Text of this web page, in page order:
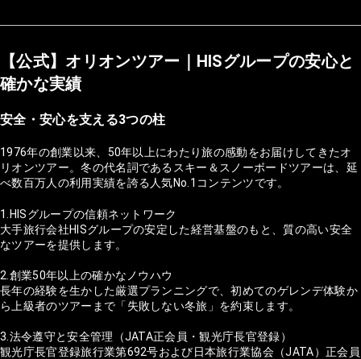
【公式】オリオンツアー｜HISグループの安心と
確かな実績
安全・安心を支える3つの柱
1976年の創業以来、50年以上にわたり旅の感動をお届けしてきたオ
リオンツアー。冬の代名詞であるスキー＆スノーボードツアーは、延
べ数百万人の利用実績を誇る人気No.1コンテンツです。
1.HISグループの信頼ネットワーク
大手旅行会社HISグループの安定した経営基盤のもと、質の高い安全
なツアーを提供します。
2.創業50年以上の確かなノウハウ
長年の経験を生かした厳選プランニングで、初めてのゲレンデ体験か
ら上級者のツアーまで「失敗しない冬旅」を約束します。
3.法令遵守と安全管理（JATA正会員・観光庁長官登録）
観光庁長官登録旅行業第692号および日本旅行業協会（JATA）正会員